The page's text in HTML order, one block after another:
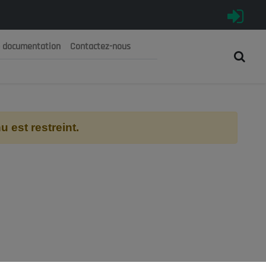
الجزائرية الديمقراطية الشعبية
documentation Contactez-nous
est restreint.